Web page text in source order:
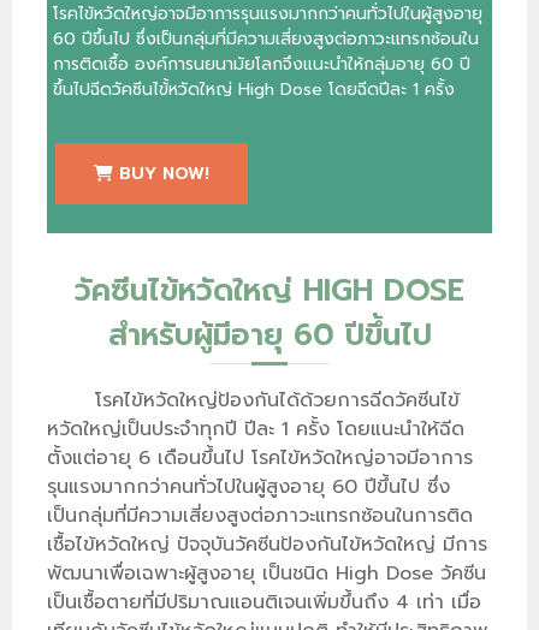
โรคไข้หวัดใหญ่อาจมีอาการรุนแรงมากกว่าคนทั่วไปในผู้สูงอายุ
60 ปีขึ้นไป ซึ่งเป็นกลุ่มที่มีความเสี่ยงสูงต่อภาวะแทรกซ้อนใน
การติดเชื้อ องค์การนยนามัยโลกจึงแนะนำให้กลุ่มอายุ 60 ปี
ขึ้นไปฉีดวัคซีนไข้้หวัดใหญ่ High Dose โดยฉีดปีละ 1 ครั้ง
BUY NOW!
วัคซีนไข้หวัดใหญ่ HIGH DOSE
สำหรับผู้มีอายุ 60 ปีขึ้นไป
โรคไข้หวัดใหญ่ป้องกันได้ด้วยการฉีดวัคซีนไข้
หวัดใหญ่เป็นประจำทุกปี ปีละ 1 ครั้ง โดยแนะนำให้ฉีด
ตั้งแต่อายุ 6 เดือนขึ้นไป โรคไข้หวัดใหญ่อาจมีอาการ
รุนแรงมากกว่าคนทั่วไปในผู้สูงอายุ 60 ปีขึ้นไป ซึ่ง
เป็นกลุ่มที่มีความเสี่ยงสูงต่อภาวะแทรกซ้อนในการติด
เชื้อไข้หวัดใหญ่ ปัจจุบันวัคซีนป้องกันไข้หวัดใหญ่ มีการ
พัฒนาเพื่อเฉพาะผู้สูงอายุ เป็นชนิด High Dose วัคซีน
เป็นเชื้อตายที่มีปริมาณแอนติเจนเพิ่มขึ้นถึง 4 เท่า เมื่อ